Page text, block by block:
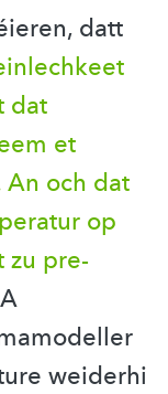
datt
dat
et
och dat
op
zu pre-
A
weiderhi